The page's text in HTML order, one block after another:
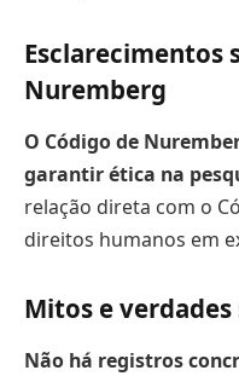
Esclarecimentos
Nuremberg
O Código de
garantir ética na
relação direta com o
direitos humanos em
Mitos e
Não há registros